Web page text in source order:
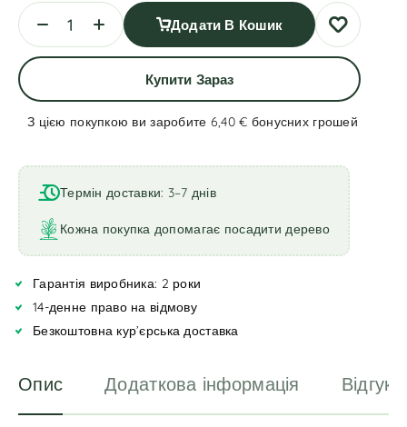
Додати В Кошик
Купити Зараз
З цією покупкою ви заробите 6,40 € бонусних грошей
l
t
e
r
n
t
i
Термін доставки: 3–7 днів
Кожна покупка допомагає посадити дерево
Гарантія виробника: 2 роки
14-денне право на відмову
Безкоштовна кур’єрська доставка
Опис Додаткова інформація